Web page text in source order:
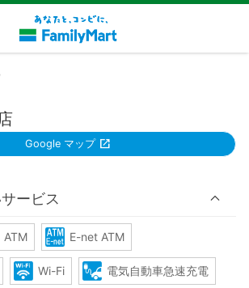
Google マップ
ービス
ATM E-net ATM
Wi-Fi 電気自動車急速充電